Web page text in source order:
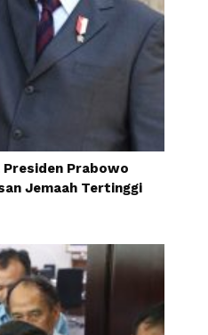
Prabowo
Jemaah Tertinggi